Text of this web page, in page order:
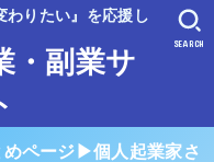
わりたい』を応援し
・副業サ
SEARCH
ページ▶︎個人起業家さ